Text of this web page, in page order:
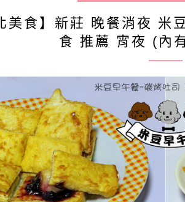
美食】新莊 晚餐消夜 米
食 推薦 宵夜 (內